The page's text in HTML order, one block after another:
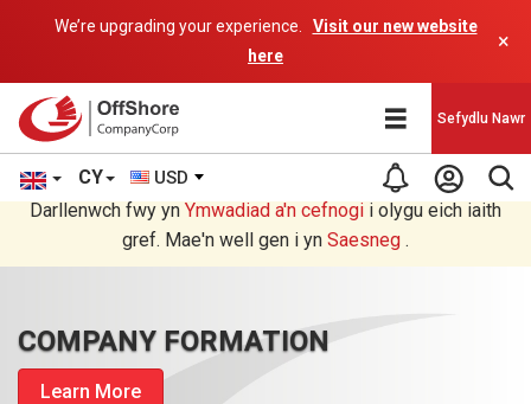
We’re upgrading your experience.
Visit our new website
here
×
CY USD
Sefydlu Nawr
Rydych chi'n darllen yn Welsh cyfieithu gan raglen AI.
Darllenwch fwy yn Ymwadiad a'n cefnogi i olygu eich iaith
gref. Mae'n well gen i yn Saesneg .
COMPANY FORMATION
Learn More